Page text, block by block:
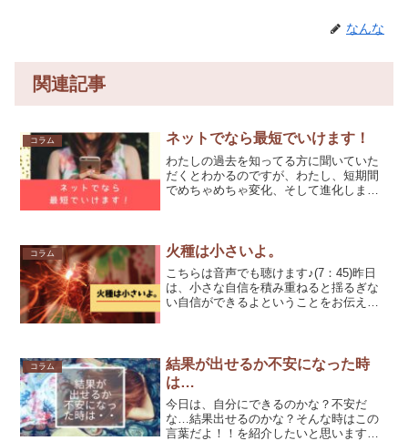
なんな
関連記事
コラム ネットでなら最短でいけます！
わたしの過去を知ってる方に聞いていた
だくとわかるのですが、わたし、短期間
でめちゃめちゃ変化、そして進化しまし
たなんなさんは進化の速...
コラム 火種は小さいよ。
こちらは音声でも聴けます♪(7：45)昨日
は、小さな自信を積み重ねると揺るぎな
い自信ができるよということをお伝えさ
実績じゃないと価値...
コラム
結果が出せるか不安になった時
は…
今日は、自分にできるのかな？不安だ
な…結果出せるのかな？そんな時はこの
言葉だよ！！を紹介したいと思います！